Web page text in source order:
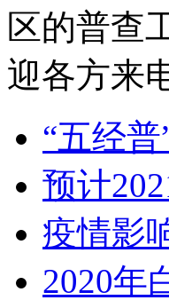
区的普查
迎各方来
“五经
预计
疫情影
2020年